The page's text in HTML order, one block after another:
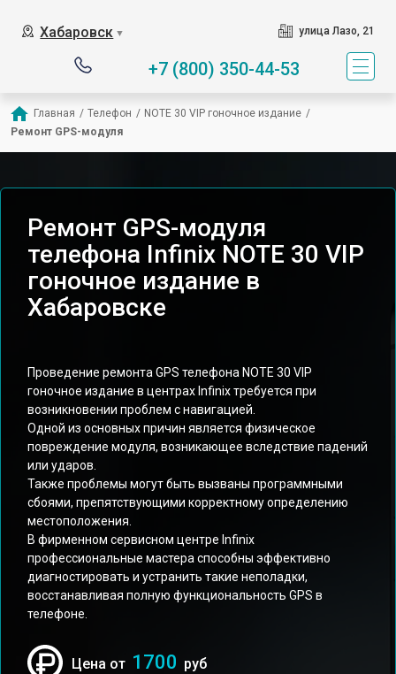
Хабаровск ▼ улица Лазо, 21
+7 (800) 350-44-53
Главная / Телефон / NOTE 30 VIP гоночное издание /
Ремонт GPS-модуля
Ремонт GPS-модуля
телефона Infinix NOTE 30 VIP
гоночное издание в
Хабаровске
Проведение ремонта GPS телефона NOTE 30 VIP
гоночное издание в центрах Infinix требуется при
возникновении проблем с навигацией.
Одной из основных причин является физическое
повреждение модуля, возникающее вследствие падений
или ударов.
Также проблемы могут быть вызваны программными
сбоями, препятствующими корректному определению
местоположения.
В фирменном сервисном центре Infinix
профессиональные мастера способны эффективно
диагностировать и устранить такие неполадки,
восстанавливая полную функциональность GPS в
телефоне.
Цена от 1700 руб